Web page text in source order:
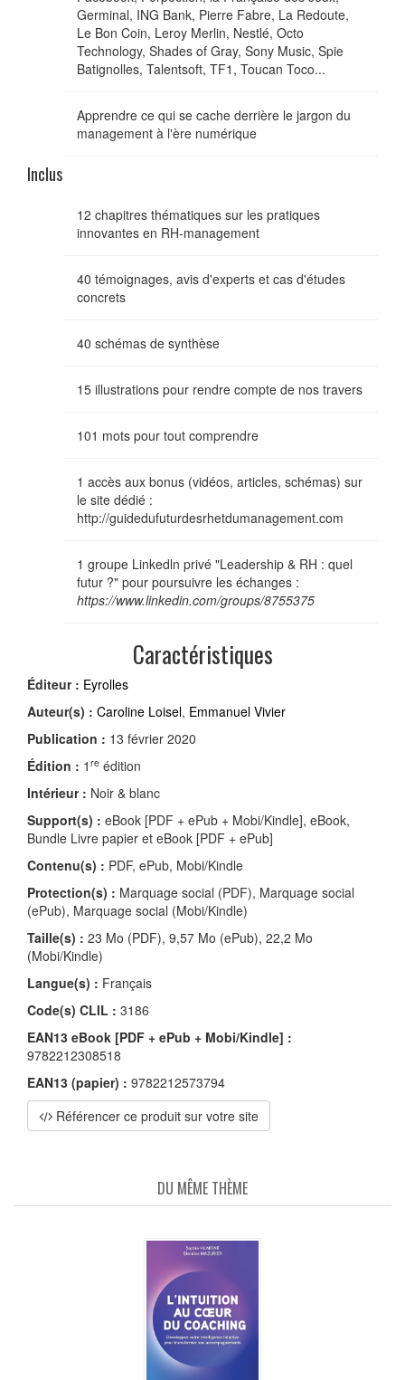
Germinal, ING Bank, Pierre Fabre, La Redoute,
Le Bon Coin, Leroy Merlin, Nestlé, Octo
Technology, Shades of Gray, Sony Music, Spie
Batignolles, Talentsoft, TF1, Toucan Toco...
Apprendre ce qui se cache derrière le jargon du
management à l'ère numérique
Inclus
12 chapitres thématiques sur les pratiques
innovantes en RH-management
40 témoignages, avis d'experts et cas d'études
concrets
40 schémas de synthèse
15 illustrations pour rendre compte de nos travers
101 mots pour tout comprendre
1 accès aux bonus (vidéos, articles, schémas) sur
le site dédié :
http://guidedufuturdesrhetdumanagement.com
1 groupe Linkedln privé "Leadership & RH : quel
futur ?" pour poursuivre les échanges :
https://www.linkedin.com/groups/8755375
Caractéristiques
Éditeur : Eyrolles
Auteur(s) : Caroline Loisel, Emmanuel Vivier
Publication : 13 février 2020
Édition : 1 re édition
Intérieur : Noir & blanc
Support(s) : eBook [PDF + ePub + Mobi/Kindle], eBook,
Bundle Livre papier et eBook [PDF + ePub]
Contenu(s) : PDF, ePub, Mobi/Kindle
Protection(s) : Marquage social (PDF), Marquage social
(ePub), Marquage social (Mobi/Kindle)
Taille(s) : 23 Mo (PDF), 9,57 Mo (ePub), 22,2 Mo
(Mobi/Kindle)
Langue(s) : Français
Code(s) CLIL : 3186
EAN13 eBook [PDF + ePub + Mobi/Kindle] :
9782212308518
EAN13 (papier) : 9782212573794
Référencer ce produit sur votre site
DU MÊME THÈME